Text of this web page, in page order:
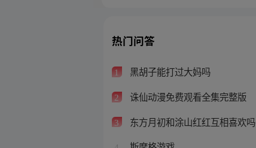
热门问答
1 黑胡子能打过大妈吗
2 诛仙动漫免费观看全集完整版
3 东方月初和涂山红红互相喜欢吗